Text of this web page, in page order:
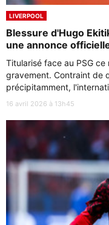
LIVERPOOL
Blessure d'Hugo
une annonce
Titularisé face au PSG
gravement. Contraint de
précipitamment,
16 avril 2026 à 13h45